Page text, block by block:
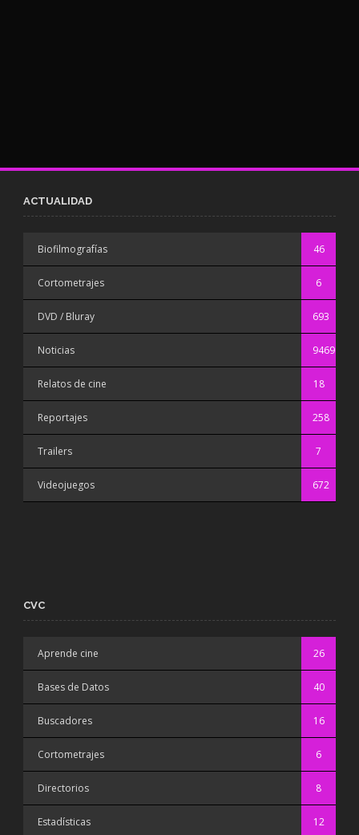
ACTUALIDAD
Biofilmografías 46
Cortometrajes 6
DVD / Bluray 693
Noticias 9469
Relatos de cine 18
Reportajes 258
Trailers 7
Videojuegos 672
CVC
Aprende cine 26
Bases de Datos 40
Buscadores 16
Cortometrajes 6
Directorios 8
Estadísticas 12